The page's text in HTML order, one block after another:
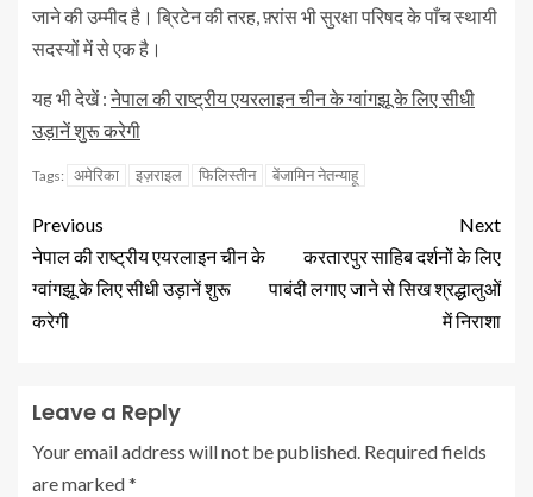
जाने की उम्मीद है। ब्रिटेन की तरह, फ़्रांस भी सुरक्षा परिषद के पाँच स्थायी
सदस्यों में से एक है।
यह भी देखें :नेपाल की राष्ट्रीय एयरलाइन चीन के ग्वांगझू के लिए सीधी
उड़ानें शुरू करेगी
Tags: अमेरिका इज़राइल फिलिस्तीन बेंजामिन नेतन्याहू
Previous
नेपाल की राष्ट्रीय एयरलाइन चीन के
ग्वांगझू के लिए सीधी उड़ानें शुरू
करेगी
Next
करतारपुर साहिब दर्शनों के लिए
पाबंदी लगाए जाने से सिख श्रद्धालुओं
में निराशा
Leave a Reply
Your email address will not be published. Required fields
are marked*